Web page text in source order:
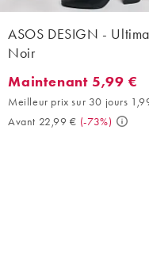
ASOS DESIGN -
Noir
Maintenant 5,99 €.
Maintenant 5,99 €
Meilleur prix sur 30 jours
Avant 22,99 € (-73%)